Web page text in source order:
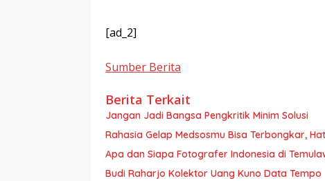
[ad_2]
Sumber Berita
Berita Terkait
Jangan Jadi Bangsa Pengkritik Minim Solusi
Rahasia Gelap Medsosmu Bisa Terbongkar,
Apa dan Siapa Fotografer Indonesia di
Budi Raharjo Kolektor Uang Kuno Data Tempo